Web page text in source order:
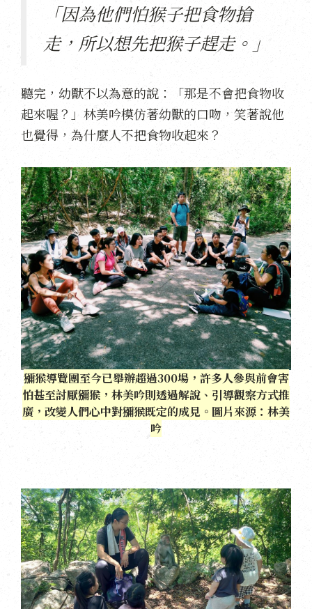
「因為他們怕猴子把食物搶
走，所以想先把猴子趕走。」
聽完，幼獸不以為意的說：「那是不會把食物收
起來喔？」林美吟模仿著幼獸的口吻，笑著說他
也覺得，為什麼人不把食物收起來？
獼猴導覽團至今已舉辦超過300場，許多人參與前會害
怕甚至討厭獼猴，林美吟則透過解說、引導觀察方式推
廣，改變人們心中對獼猴既定的成見。圖片來源：林美
吟